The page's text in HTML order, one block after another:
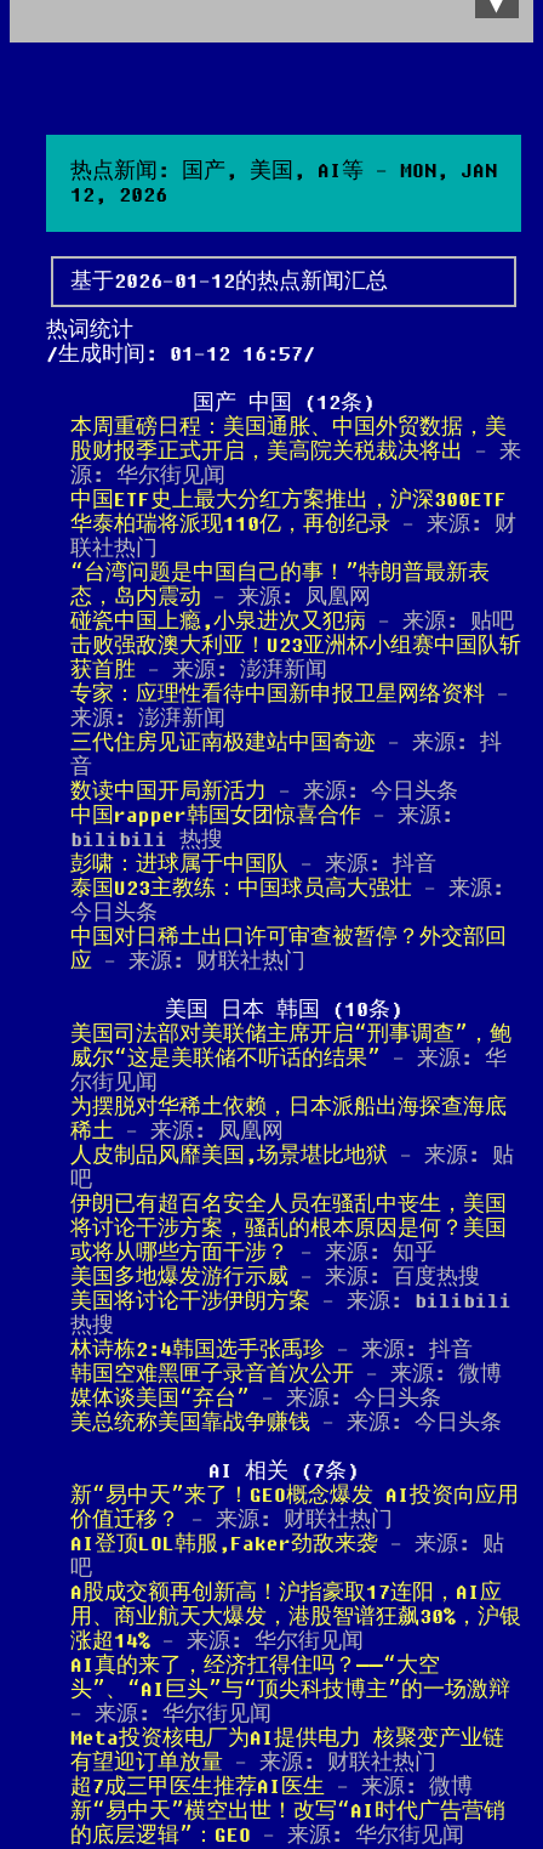
热点新闻: 国产, 美国, AI等 - MON, JAN
12, 2026
基于2026-01-12的热点新闻汇总
热词统计
生成时间: 01-12 16:57
国产 中国 (12条)
本周重磅日程：美国通胀、中国外贸数据，美
股财报季正式开启，美高院关税裁决将出 - 来
源: 华尔街见闻
中国ETF史上最大分红方案推出，沪深300ETF
华泰柏瑞将派现110亿，再创纪录 - 来源: 财
联社热门
“台湾问题是中国自己的事！”特朗普最新表
态，岛内震动 - 来源: 凤凰网
碰瓷中国上瘾,小泉进次又犯病 - 来源: 贴吧
击败强敌澳大利亚！U23亚洲杯小组赛中国队斩
获首胜 - 来源: 澎湃新闻
专家：应理性看待中国新申报卫星网络资料 -
来源: 澎湃新闻
三代住房见证南极建站中国奇迹 - 来源: 抖
音
数读中国开局新活力 - 来源: 今日头条
中国rapper韩国女团惊喜合作 - 来源:
bilibili 热搜
彭啸：进球属于中国队 - 来源: 抖音
泰国U23主教练：中国球员高大强壮 - 来源:
今日头条
中国对日稀土出口许可审查被暂停？外交部回
应 - 来源: 财联社热门
美国 日本 韩国 (10条)
美国司法部对美联储主席开启“刑事调查”，鲍
威尔“这是美联储不听话的结果” - 来源: 华
尔街见闻
为摆脱对华稀土依赖，日本派船出海探查海底
稀土 - 来源: 凤凰网
人皮制品风靡美国,场景堪比地狱 - 来源: 贴
吧
伊朗已有超百名安全人员在骚乱中丧生，美国
将讨论干涉方案，骚乱的根本原因是何？美国
或将从哪些方面干涉？
- 来源: 知乎
美国多地爆发游行示威 - 来源: 百度热搜
美国将讨论干涉伊朗方案 - 来源: bilibili
热搜
林诗栋2:4韩国选手张禹珍 - 来源: 抖音
韩国空难黑匣子录音首次公开 - 来源: 微博
媒体谈美国“弃台” - 来源: 今日头条
美总统称美国靠战争赚钱 - 来源: 今日头条
AI 相关 (7条)
新“易中天”来了！GEO概念爆发 AI投资向应用
价值迁移？
- 来源: 财联社热门
AI登顶LOL韩服,Faker劲敌来袭 - 来源: 贴
吧
A股成交额再创新高！沪指豪取17连阳，AI应
用、商业航天大爆发，港股智谱狂飙30%，沪银
涨超14% - 来源: 华尔街见闻
AI真的来了，经济扛得住吗？——“大空
头”、“AI巨头”与“顶尖科技博主”的一场激辩
- 来源: 华尔街见闻
Meta投资核电厂为AI提供电力 核聚变产业链
有望迎订单放量 - 来源: 财联社热门
超7成三甲医生推荐AI医生 - 来源: 微博
新“易中天”横空出世！改写“AI时代广告营销
的底层逻辑”：GEO - 来源: 华尔街见闻